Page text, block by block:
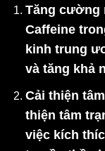
Tăng cường
Caffeine
kinh trung
và tăng khả
Cải thiện
thiện tâm
việc kích